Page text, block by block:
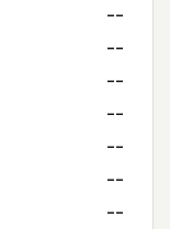
--
--
--
--
--
--
--